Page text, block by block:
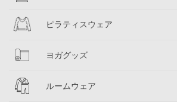
ピラティスウェア
ヨガグッズ
ルームウェア